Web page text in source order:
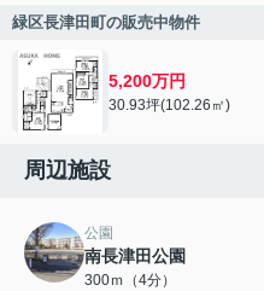
緑区長津田町の販売中物件
5,200万円
30.93坪(102.26㎡)
周辺施設
公園
南長津田公園
300ｍ（4分）